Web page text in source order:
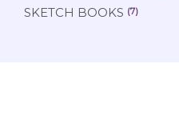
SKETCH BOOKS (7)